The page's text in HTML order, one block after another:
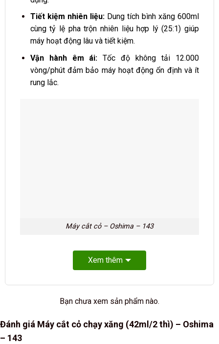
Tiết kiệm nhiên liệu:Dung tích bình xăng 600ml
cùng tỷ lệ pha trộn nhiên liệu hợp lý (25:1) giúp
máy hoạt động lâu và tiết kiệm.
Vận hành êm ái: Tốc độ không tải 12.000
vòng/phút đảm bảo máy hoạt động ổn định và ít
rung lắc.
Máy cắt cỏ – Oshima – 143
Xem thêm
Bạn chưa xem sản phẩm nào.
Đánh giá Máy cắt cỏ chạy xăng (42ml/2 thì) – Oshima
– 143